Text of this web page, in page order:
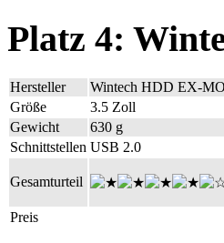
Platz 4:
Hersteller
Wintech HDD EX-
Größe
3.5 Zoll
Gewicht
630 g
Schnittstellen USB 2.0
Gesamturteil
Preis